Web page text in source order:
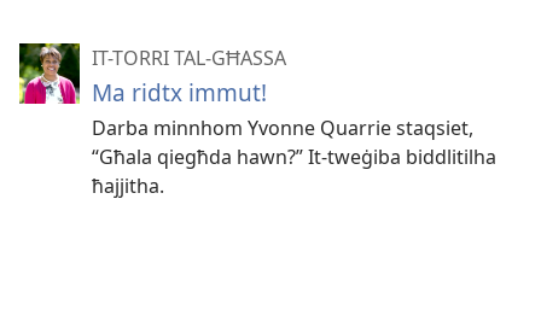
IT-TORRI TAL-GĦASSA
Ma ridtx immut!
Darba minnhom Yvonne Quarrie staqsiet,
“Għala qiegħda hawn?” It-​tweġiba biddlitilha
ħajjitha.